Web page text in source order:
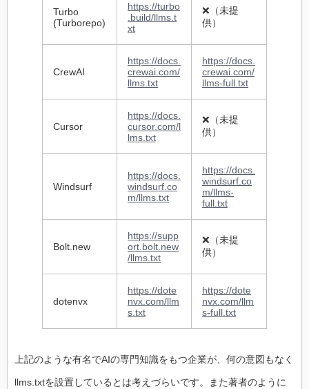
Turbo
(Turborepo)
https://turbo
.build/llms.t
xt
❌（未提
供）
CrewAI
https://docs.
crewai.com/
llms.txt
https://docs.
crewai.com/
llms-full.txt
Cursor
https://docs.
cursor.com/l
lms.txt
❌（未提
供）
Windsurf
https://docs.
windsurf.co
m/llms.txt
https://docs.
windsurf.co
m/llms-
full.txt
Bolt.new
https://supp
ort.bolt.new
/llms.txt
❌（未提
供）
dotenvx
https://dote
nvx.com/llm
s.txt
https://dote
nvx.com/llm
s-full.txt
上記のような有名でAIの専門知識をもつ企業が、何の意図もなく
llms.txtを設置しているとは考えづらいです。また著者のように